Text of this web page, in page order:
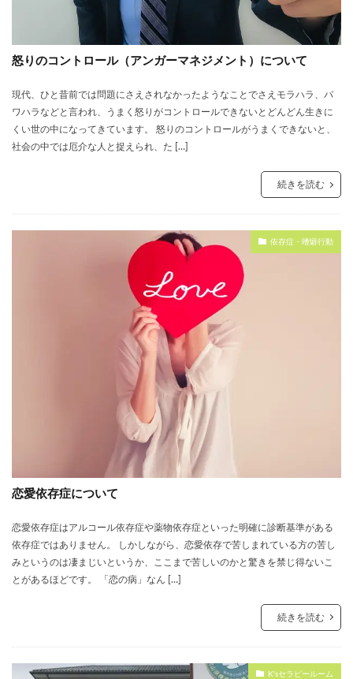
怒りのコントロール（アンガーマネジメント）について
現代、ひと昔前では問題にさえされなかったようなことでさえモラハラ、パ
ワハラなどと言われ、うまく怒りがコントロールできないとどんどん生きに
くい世の中になってきています。 怒りのコントロールがうまくできないと、
社会の中では厄介な人と捉えられ、た […]
続きを読む
依存症・嗜癖行動
恋愛依存症について
恋愛依存症はアルコール依存症や薬物依存症といった明確に診断基準がある
依存症ではありません。 しかしながら、恋愛依存で苦しまれている方の苦し
みというのは凄まじいというか、ここまで苦しいのかと驚きを禁じ得ないこ
とがあるほどです。 「恋の病」なん […]
続きを読む
K'sセラピールーム